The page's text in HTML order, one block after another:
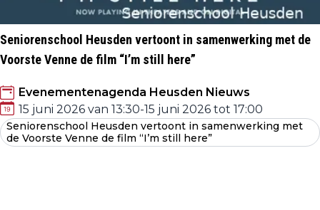
Seniorenschool Heusden vertoont in samenwerking met de
Voorste Venne de film “I’m still here”
Evenementenagenda Heusden Nieuws
15 juni 2026 van 13:30-15 juni 2026 tot 17:00
Seniorenschool Heusden vertoont in samenwerking met
de Voorste Venne de film “I’m still here”